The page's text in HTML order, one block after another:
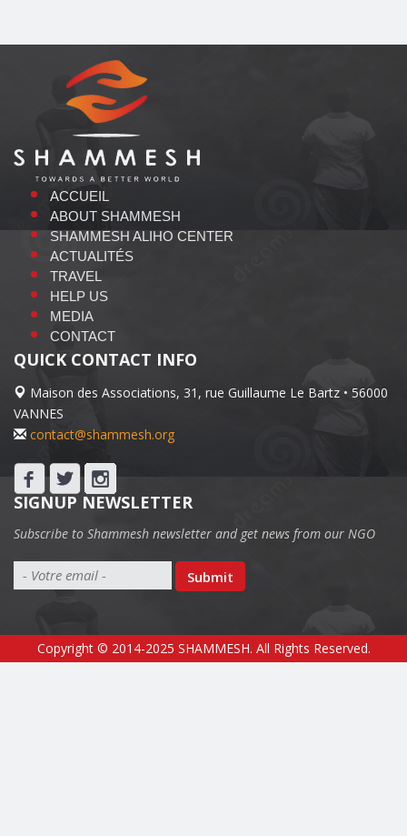
ACCUEIL
ABOUT SHAMMESH
SHAMMESH ALIHO CENTER
ACTUALITÉS
TRAVEL
HELP US
MEDIA
CONTACT
QUICK CONTACT INFO
Maison des Associations, 31, rue Guillaume Le Bartz • 56000
VANNES
contact@shammesh.org
SIGNUP NEWSLETTER
Subscribe to Shammesh newsletter and get news from our NGO
Submit
Copyright © 2014-2025 SHAMMESH. All Rights Reserved.